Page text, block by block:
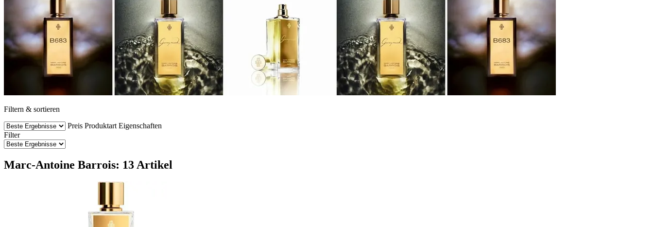
Filtern & sortieren
Preis Produktart Eigenschaften
Filter
Marc-Antoine Barrois: 13 Artikel